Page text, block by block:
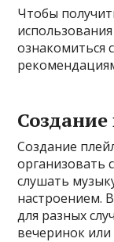
Чтобы
ознакомиться
Создание
Создание
организовать
слушать
настроением.
для разных
вечеринок или